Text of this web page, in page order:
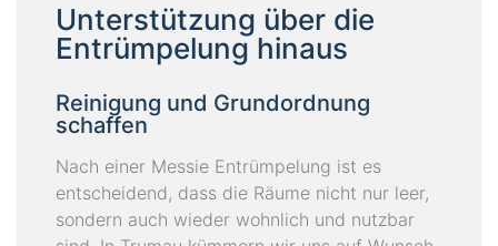
Unterstützung über die
Entrümpelung hinaus
Reinigung und Grundordnung
schaffen
Nach einer Messie Entrümpelung ist es
entscheidend, dass die Räume nicht nur leer,
sondern auch wieder wohnlich und nutzbar